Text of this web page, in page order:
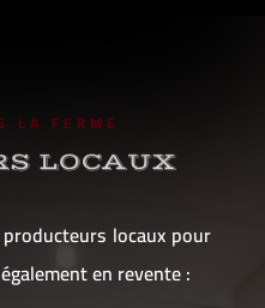
LA FERME
LOCAUX
locaux pour
en revente :